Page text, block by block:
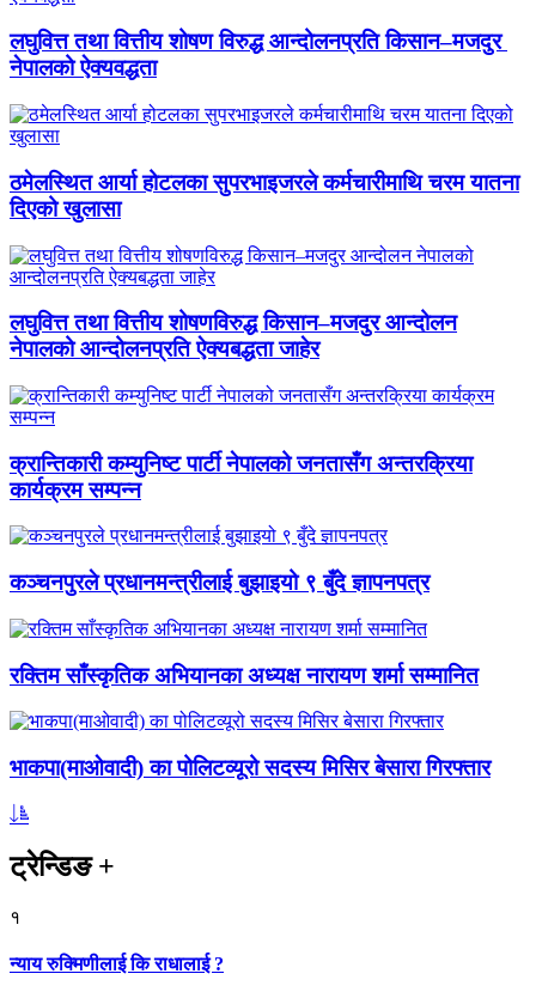
लघुवित्त तथा वित्तीय शोषण विरुद्ध आन्दोलनप्रति किसान–मजदुर
नेपालको ऐक्यवद्धता
ठमेलस्थित आर्या होटलका सुपरभाइजरले कर्मचारीमाथि चरम यातना
दिएको खुलासा
लघुवित्त तथा वित्तीय शोषणविरुद्ध किसान–मजदुर आन्दोलन
नेपालको आन्दोलनप्रति ऐक्यबद्धता जाहेर
क्रान्तिकारी कम्युनिष्ट पार्टी नेपालको जनतासँग अन्तरक्रिया
कार्यक्रम सम्पन्न
कञ्चनपुरले प्रधानमन्त्रीलाई बुझाइयो ९ बुँदे ज्ञापनपत्र
रक्तिम साँस्कृतिक अभियानका अध्यक्ष नारायण शर्मा सम्मानित
भाकपा(माओवादी) का पोलिटव्यूरो सदस्य मिसिर बेसारा गिरफ्तार
ट्रेन्डिङ+
१
न्याय रुक्मिणीलाई कि राधालाई ?